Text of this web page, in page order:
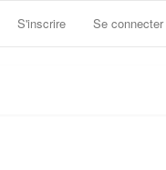
S'inscrire Se connecter